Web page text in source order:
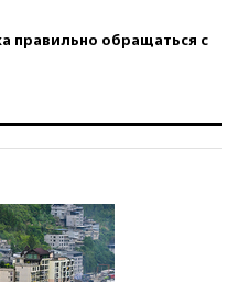
правильно обращаться с